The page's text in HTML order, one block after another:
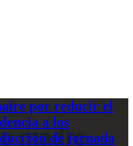
por reducir el
a los
de jornada